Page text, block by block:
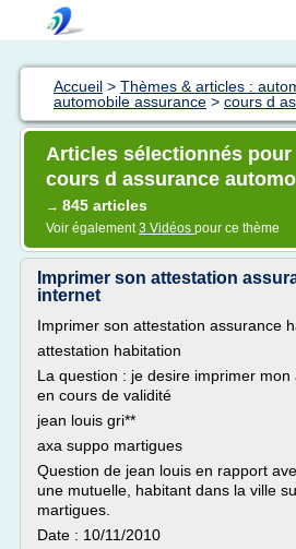
Accueil > Thèmes & articles :
automobile assurance > cours d
Articles sélectionnés pour
cours d assurance
→ 845 articles
Voir également3 Vidéos pour ce thème
Imprimer son attestation
internet
Imprimer son attestation assurance
attestation habitation
La question : je desire imprimer
en cours de validité
jean louis gri**
axa suppo martigues
Question de jean louis en rapport
une mutuelle, habitant dans la ville
martigues.
Date : 10/11/2010